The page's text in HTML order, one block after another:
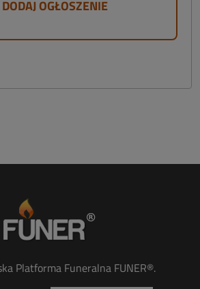
OGŁOSZENIE
Platforma Funeralna FUNER®.